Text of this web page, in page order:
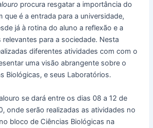
procura resgatar a importância do
que é a entrada para a universidade,
já à rotina do aluno a reflexão e a
relevantes para a sociedade. Nesta
diferentes atividades com com o
uma visão abrangente sobre o
Biológicas, e seus Laboratórios.
se dará entre os dias 08 a 12 de
onde serão realizadas as atividades no
bloco de Ciências Biológicas na